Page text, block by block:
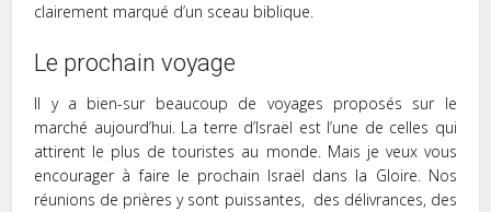
clairement marqué d’un sceau biblique.
Le prochain voyage
Il y a bien-sur beaucoup de voyages proposés sur le
marché aujourd’hui. La terre d’Israël est l’une de celles qui
attirent le plus de touristes au monde. Mais je veux vous
encourager à faire le prochain Israël dans la Gloire. Nos
réunions de prières y sont puissantes, des délivrances, des